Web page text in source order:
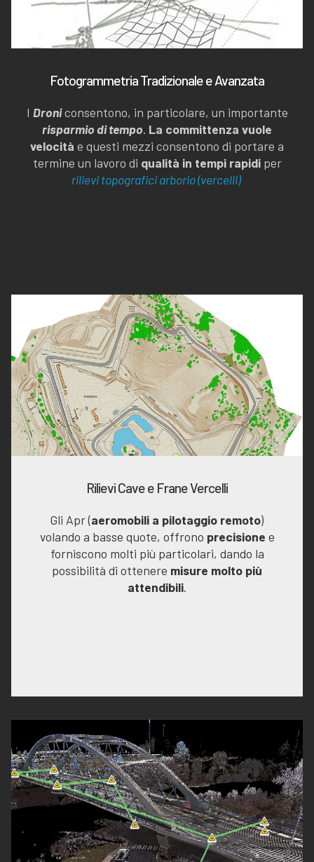
Fotogrammetria Tradizionale e Avanzata
I Droniconsentono, in particolare, un importante
risparmio di tempo. La committenza vuole
velocità e questi mezzi consentono di portare a
termine un lavoro di qualità in tempi rapidiper
rilievi topografici arborio (vercelli)
Rilievi Cave e Frane Vercelli
Gli Apr (aeromobili a pilotaggio remoto)
volando a basse quote, offrono precisione e
forniscono molti più particolari, dando la
possibilità di ottenere misure molto più
attendibili.